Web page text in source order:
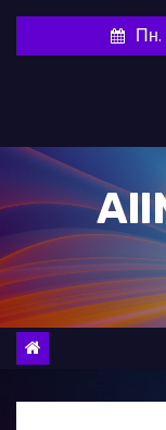
и
о
в